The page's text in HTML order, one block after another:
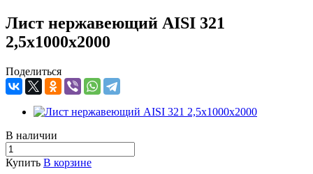
Лист нержавеющий AISI 321
2,5х1000х2000
Поделиться
В наличии
Купить В корзине